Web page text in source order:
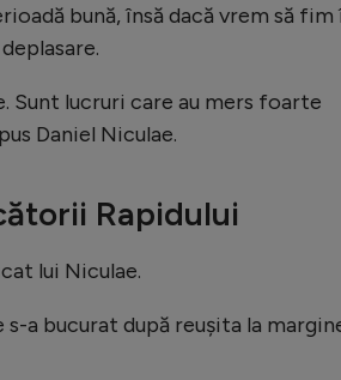
bună, însă dacă vrem să fim
Sunt lucruri care au mers foarte
Daniel Niculae.
Rapidului
lui Niculae.
a bucurat după reușita la